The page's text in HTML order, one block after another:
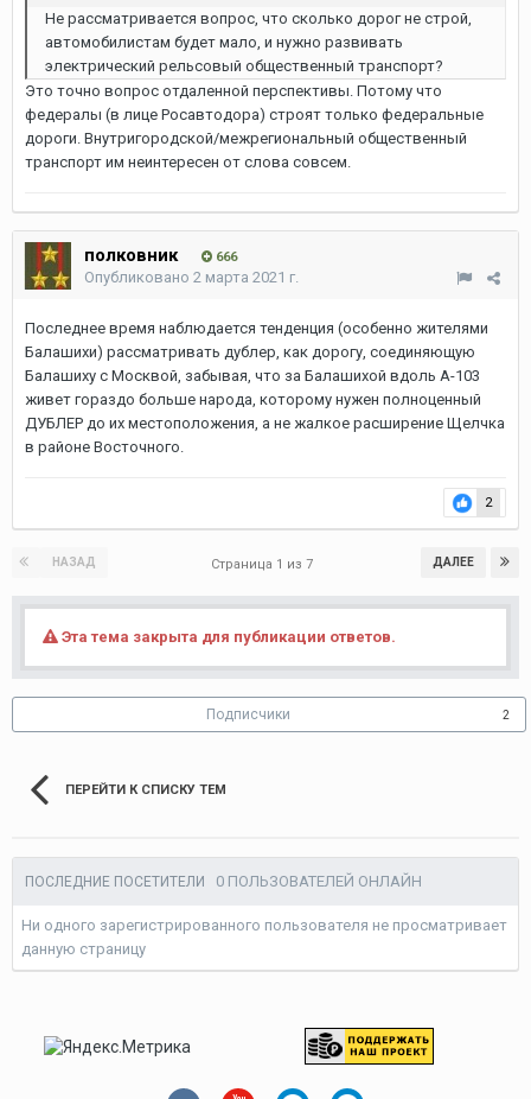
Не рассматривается вопрос, что сколько дорог не строй,
автомобилистам будет мало, и нужно развивать
электрический рельсовый общественный транспорт?
Это точно вопрос отдаленной перспективы. Потому что
федералы (в лице Росавтодора) строят только федеральные
дороги. Внутригородской/межрегиональный общественный
транспорт им неинтересен от слова совсем.
полковник 666
Опубликовано 2 марта 2021 г.
Последнее время наблюдается тенденция (особенно жителями
Балашихи) рассматривать дублер, как дорогу, соединяющую
Балашиху с Москвой, забывая, что за Балашихой вдоль А-103
живет гораздо больше народа, которому нужен полноценный
ДУБЛЕР до их местоположения, а не жалкое расширение Щелчка
в районе Восточного.
2
НАЗАД ДАЛЕЕ
Страница 1 из 7
Эта тема закрыта для публикации ответов.
Подписчики 2
ПЕРЕЙТИ К СПИСКУ ТЕМ
ПОСЛЕДНИЕ ПОСЕТИТЕЛИ 0 ПОЛЬЗОВАТЕЛЕЙ ОНЛАЙН
Ни одного зарегистрированного пользователя не просматривает
данную страницу